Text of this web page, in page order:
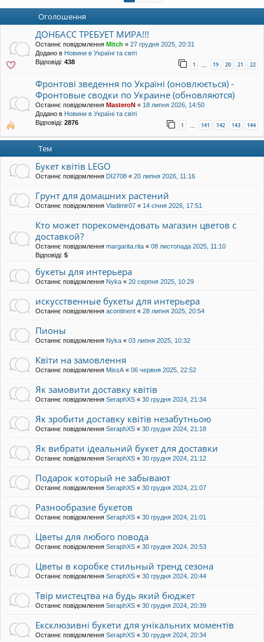
уп
Оголошення
ДОНБАСС ТРЕБУЕТ МИРА!!!
Останнє повідомлення Mitch « 27 грудня 2025, 20:31
Додано в Новини в Україні та світі
Відповіді: 438 1 … 19 20 21 22
Фронтові зведення по Україні (оновлюється) -
Фронтовые сводки по Украине (обновляются)
Останнє повідомлення MasteroN « 18 липня 2026, 14:50
Додано в Новини в Україні та світі
Відповіді: 2876 1 … 141 142 143 144
Тем
Букет квітів LEGO
Останнє повідомлення DI2708 « 20 липня 2026, 11:16
Грунт для домашних растений
Останнє повідомлення Vladimir07 « 14 січня 2026, 17:51
Кто может порекомендовать магазин цветов с
доставкой?
Останнє повідомлення margarita.rita « 08 листопада 2025, 11:10
Відповіді: 5
букеты для интерьера
Останнє повідомлення Nyka « 20 серпня 2025, 10:29
искусственные букеты для интерьера
Останнє повідомлення acontinent « 28 липня 2025, 20:54
Пионы
Останнє повідомлення Nyka « 03 липня 2025, 10:32
Квіти на замовлення
Останнє повідомлення MissA « 06 червня 2025, 22:52
Як замовити доставку квітів
Останнє повідомлення SeraphXS « 30 грудня 2024, 21:34
Як зробити доставку квітів незабутньою
Останнє повідомлення SeraphXS « 30 грудня 2024, 21:18
Як вибрати ідеальний букет для доставки
Останнє повідомлення SeraphXS « 30 грудня 2024, 21:12
Подарок который не забывают
Останнє повідомлення SeraphXS « 30 грудня 2024, 21:07
Разнообразие букетов
Останнє повідомлення SeraphXS « 30 грудня 2024, 21:01
Цветы для любого повода
Останнє повідомлення SeraphXS « 30 грудня 2024, 20:53
Цветы в коробке стильный тренд сезона
Останнє повідомлення SeraphXS « 30 грудня 2024, 20:44
Твір мистецтва на будь який бюджет
Останнє повідомлення SeraphXS « 30 грудня 2024, 20:39
Ексклюзивні букети для унікальних моментів
Останнє повідомлення SeraphXS « 30 грудня 2024, 20:34